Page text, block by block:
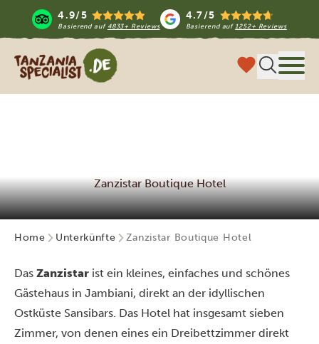
4.9/5
Basierend auf 4833+ Reviews
4.7/5
Basierend auf1252+ Reviews
Tanzania Specialist
Zanzistar Boutique Hotel
Home Unterkünfte Zanzistar Boutique Hotel
Das Zanzistar ist ein kleines, einfaches und schönes
Gästehaus in Jambiani, direkt an der idyllischen
Ostküste Sansibars. Das Hotel hat insgesamt sieben
Zimmer, von denen eines ein Dreibettzimmer direkt